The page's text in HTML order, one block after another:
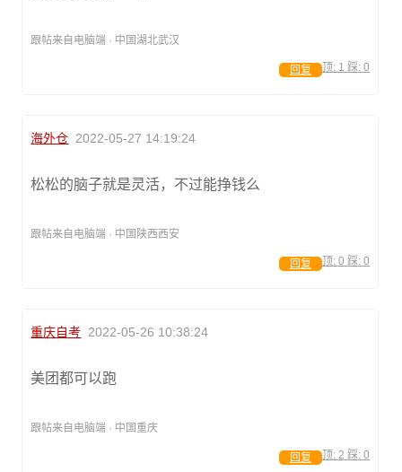
跟帖来自电脑端 · 中国湖北武汉
顶: 1 踩: 0
回复
海外仓 2022-05-27 14:19:24
松松的脑子就是灵活，不过能挣钱么
跟帖来自电脑端 · 中国陕西西安
顶: 0 踩: 0
回复
重庆自考 2022-05-26 10:38:24
美团都可以跑
跟帖来自电脑端 · 中国重庆
顶: 2 踩: 0
回复